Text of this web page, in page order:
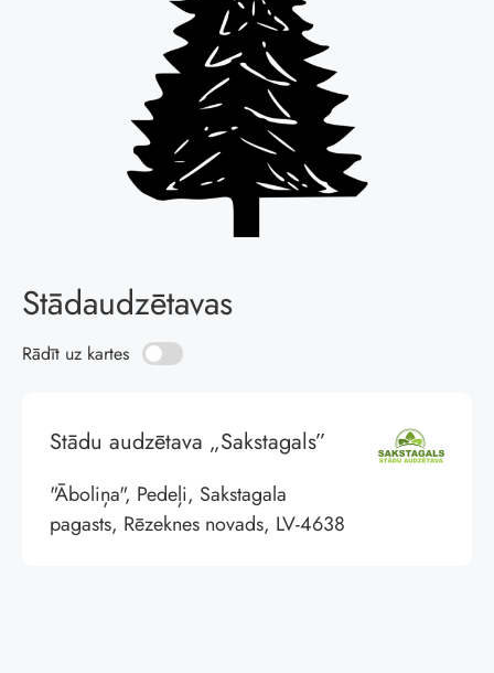
Stādaudzētavas
Rādīt uz kartes
Stādu audzētava „Sakstagals”
"Āboliņa", Pedeļi, Sakstagala
pagasts, Rēzeknes novads, LV-4638